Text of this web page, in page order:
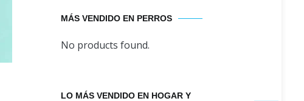
MÁS VENDIDO EN PERROS
No products found.
LO MÁS VENDIDO EN HOGAR Y